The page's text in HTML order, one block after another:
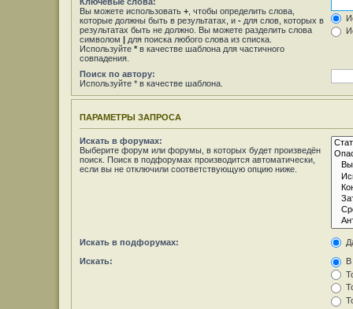
Вы можете использовать + , чтобы определить слова,
которые должны быть в результатах, и - для слов, которых в
результатах быть не должно. Вы можете разделить слова
символом | для поиска любого слова из списка.
Используйте * в качестве шаблона для частичного
совпадения.
Поиск по автору:
Используйте * в качестве шаблона.
ПАРАМЕТРЫ ЗАПРОСА
Искать в форумах:
Выберите форум или форумы, в которых будет произведён
поиск. Поиск в подфорумах производится автоматически,
если вы не отключили соответствующую опцию ниже.
Искать в подфорумах:
Искать:
В